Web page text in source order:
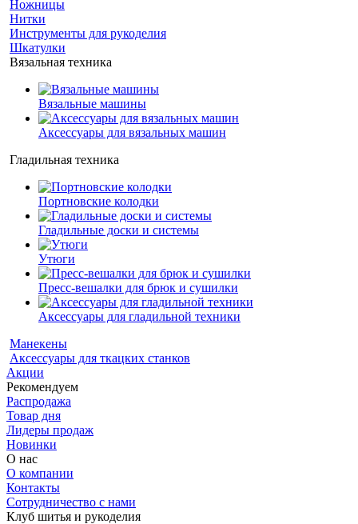
Ножницы
Нитки
Инструменты для рукоделия
Шкатулки
Вязальная техника
Вязальные машины
Аксессуары для вязальных машин
Гладильная техника
Портновские колодки
Гладильные доски и системы
Утюги
Пресс-вешалки для брюк и сушилки
Аксессуары для гладильной техники
Манекены
Аксессуары для ткацких станков
Акции
Рекомендуем
Распродажа
Товар дня
Лидеры продаж
Новинки
О нас
О компании
Контакты
Сотрудничество с нами
Клуб шитья и рукоделия